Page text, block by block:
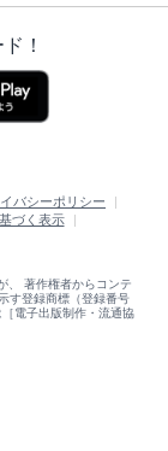
！
バシーポリシー
づく表示
、 著作権者からコンテ
す登録商標（登録番号
電子出版制作・流通協